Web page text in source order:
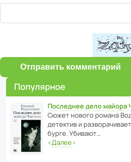
Отправить комментарий
Популярное
Последнее дело майора
Сюжет нового романа
дете­ктив и
бурге. Убивают…
‹Далее›